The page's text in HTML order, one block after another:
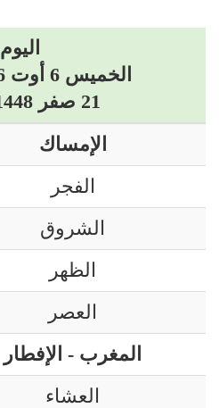
اليوم
الخميس 6 أوت 2026 ميلادي
21 صفر 1448 هجري
الإمساك
الفجر
الشروق
الظهر
العصر
المغرب - الإفطار
العشاء